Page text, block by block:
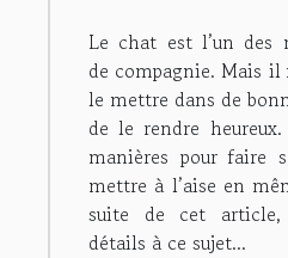
Le chat est l’un des
de compagnie. Mais
le mettre dans de
de le rendre
manières pour faire
mettre à l’aise en
suite de cet article,
détails à ce sujet...